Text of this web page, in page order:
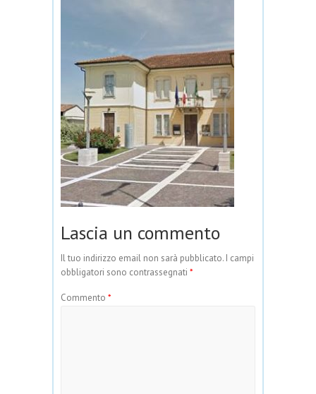
Lascia un commento
Il tuo indirizzo email non sarà pubblicato. I campi
obbligatori sono contrassegnati *
Commento *